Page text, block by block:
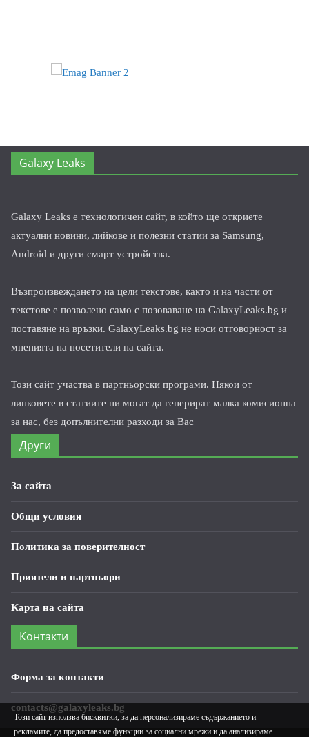
Galaxy Leaks
Galaxy Leaks е технологичен сайт, в който ще откриете
актуални новини, лийкове и полезни статии за Samsung,
Android и други смарт устройства.
Възпроизвеждането на цели текстове, както и на части от
текстове е позволено само с позоваване на GalaxyLeaks.bg и
поставяне на връзки. GalaxyLeaks.bg не носи отговорност за
мненията на посетители на сайта.
Този сайт участва в партньорски програми. Някои от
линковете в статиите ни могат да генерират малка комисионна
за нас, без допълнителни разходи за Вас
Други
За сайта
Общи условия
Политика за поверителност
Приятели и партньори
Карта на сайта
Контакти
Форма за контакти
contacts@galaxyleaks.bg
Този сайт използва бисквитки, за да персонализираме съдържанието и
рекламите, да предоставяме функции за социални мрежи и да анализираме